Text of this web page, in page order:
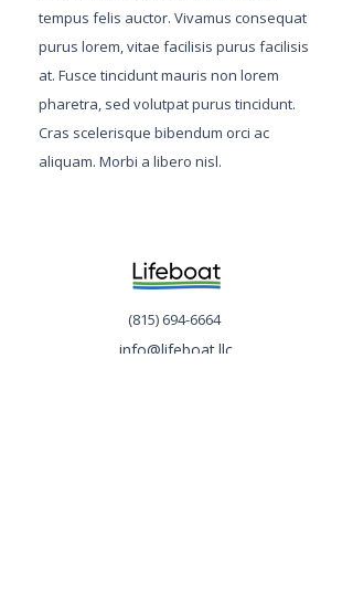
tempus felis auctor. Vivamus consequat
purus lorem, vitae facilisis purus facilisis
at. Fusce tincidunt mauris non lorem
pharetra, sed volutpat purus tincidunt.
Cras scelerisque bibendum orci ac
aliquam. Morbi a libero nisl.
(815) 694-6664
info@lifeboat.llc